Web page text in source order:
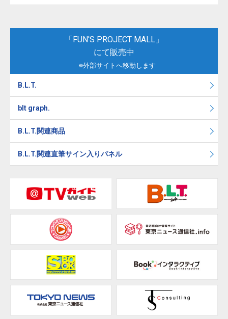
「FUN'S PROJECT MALL」
にて販売中
※外部サイトへ移動します
B.L.T.
blt graph.
B.L.T.関連商品
B.L.T.関連直筆サイン入りパネル